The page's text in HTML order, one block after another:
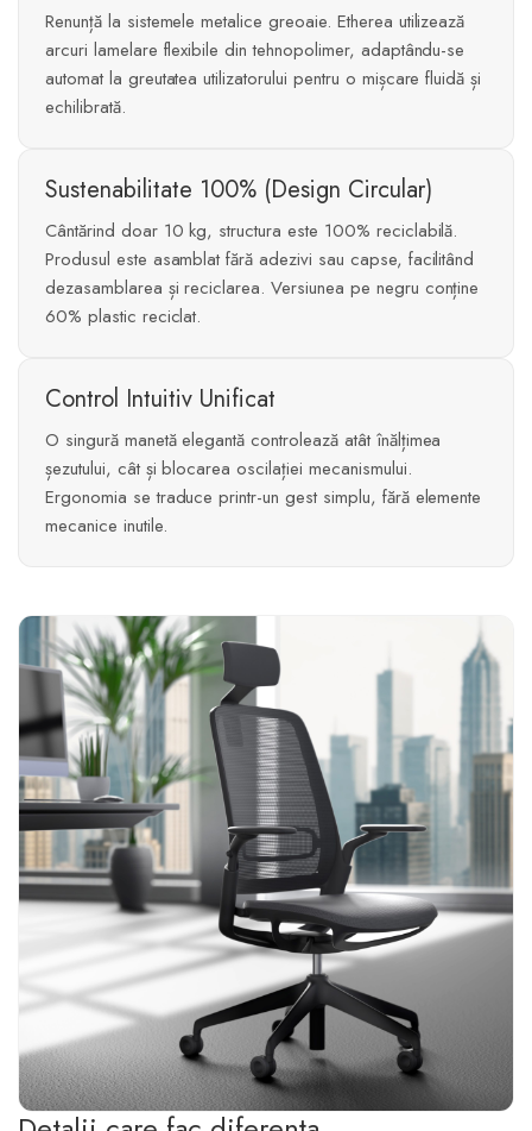
Renunță la sistemele metalice greoaie. Etherea utilizează
arcuri lamelare flexibile din tehnopolimer, adaptându-se
automat la greutatea utilizatorului pentru o mișcare fluidă și
echilibrată.
Sustenabilitate 100% (Design Circular)
Cântărind doar 10 kg, structura este 100% reciclabilă.
Produsul este asamblat fără adezivi sau capse, facilitând
dezasamblarea și reciclarea. Versiunea pe negru conține
60% plastic reciclat.
Control Intuitiv Unificat
O singură manetă elegantă controlează atât înălțimea
șezutului, cât și blocarea oscilației mecanismului.
Ergonomia se traduce printr-un gest simplu, fără elemente
mecanice inutile.